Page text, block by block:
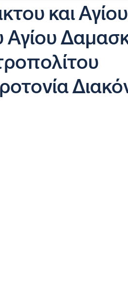
και Αγίου
Αγίου